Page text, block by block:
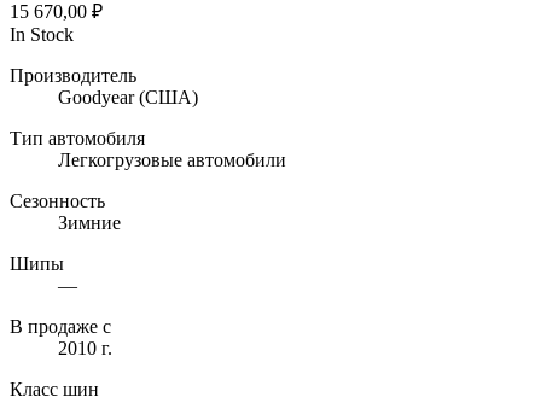
15 670,00 ₽
In Stock
Производитель
Goodyear(США)
Тип автомобиля
Легкогрузовые автомобили
Сезонность
Зимние
Шипы
—
В продаже с
2010 г.
Класс шин